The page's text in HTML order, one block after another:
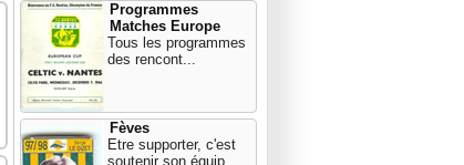
Programmes
Matches Europe
Tous les programmes
des rencont...
Fèves
Etre supporter, c'est
soutenir son équip...